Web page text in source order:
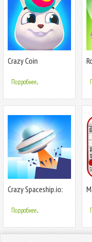
Crazy Coin
Подробнее...
Crazy Spaceship.io:
Подробнее...